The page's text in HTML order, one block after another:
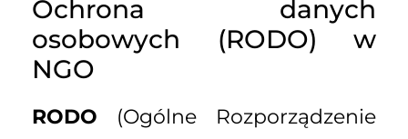
Ochrona danych
osobowych (RODO) w
NGO
RODO (Ogólne Rozporządzenie